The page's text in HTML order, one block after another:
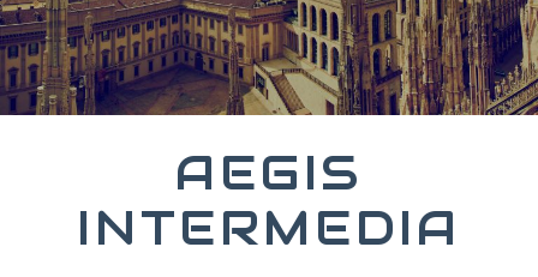
AEGIS
INTERMEDIA